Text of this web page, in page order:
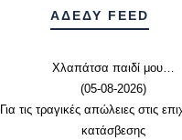
ΑΔΕΔΥ FEED
Χλαπάτσα παιδί μου…
(05-08-2026)
Για τις τραγικές απώλειες στις
κατάσβεσης